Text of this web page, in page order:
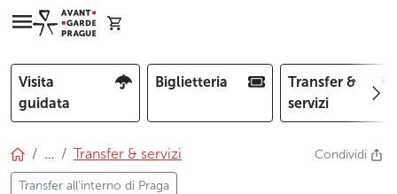
Visita
guidata
Biglietteria
Transfer &
servizi
… Transfer & servizi
Transfer all’interno di Praga
Condividi